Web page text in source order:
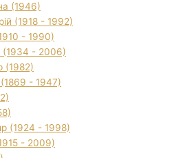
(1946)
(1918 - 1992)
- 1990)
(1934 - 2006)
(1982)
- 1947)
(1924 - 1998)
- 2009)